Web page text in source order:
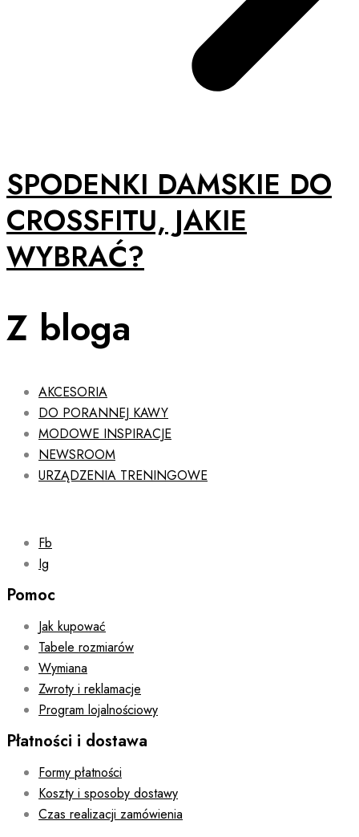
SPODENKI DAMSKIE DO
CROSSFITU, JAKIE
WYBRAĆ?
Z bloga
AKCESORIA
DO PORANNEJ KAWY
MODOWE INSPIRACJE
NEWSROOM
URZĄDZENIA TRENINGOWE
Fb
Ig
Pomoc
Jak kupować
Tabele rozmiarów
Wymiana
Zwroty i reklamacje
Program lojalnościowy
Płatności i dostawa
Formy płatności
Koszty i sposoby dostawy
Czas realizacji zamówienia